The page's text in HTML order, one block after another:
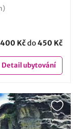
400 Kčdo450 Kč
Detailubytování